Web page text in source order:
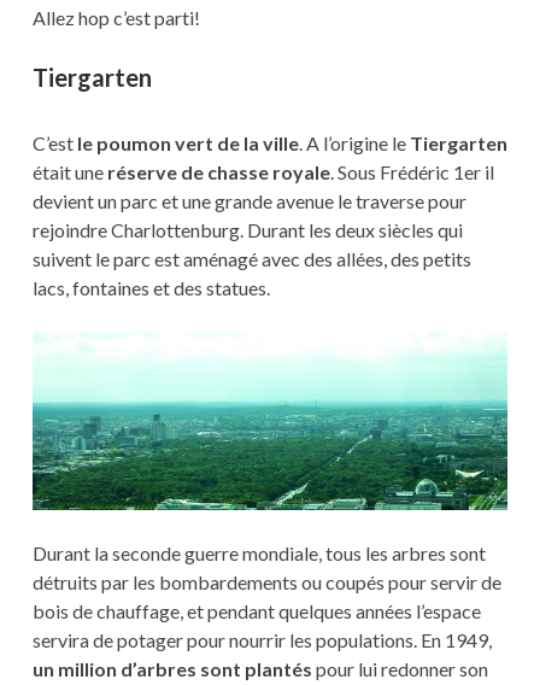
Allez hop c’est parti!
Tiergarten
C’est le poumon vert de la ville. A l’origine le Tiergarten
était une réserve de chasse royale. Sous Frédéric 1er il
devient un parc et une grande avenue le traverse pour
rejoindre Charlottenburg. Durant les deux siècles qui
suivent le parc est aménagé avec des allées, des petits
lacs, fontaines et des statues.
Durant la seconde guerre mondiale, tous les arbres sont
détruits par les bombardements ou coupés pour servir de
bois de chauffage, et pendant quelques années l’espace
servira de potager pour nourrir les populations. En 1949,
un million d’arbres sont plantés pour lui redonner son